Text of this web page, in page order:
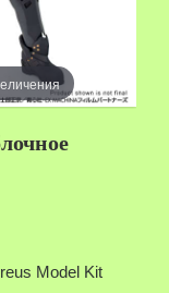
Model Kit